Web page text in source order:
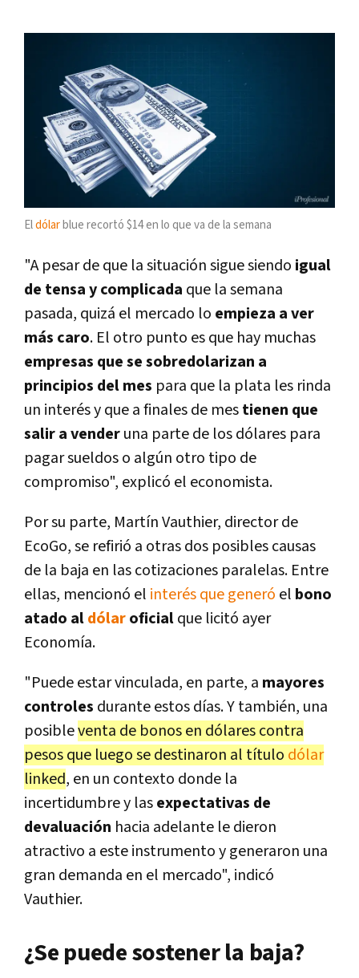
Eldólarblue recortó $14 en lo que va de la semana
"A pesar de que la situación sigue siendo igual
de tensa y complicada que la semana
pasada, quizá el mercado lo empieza a ver
más caro. El otro punto es que hay muchas
empresas que se sobredolarizan a
principios del mes para que la plata les rinda
un interés y que a finales de mestienen que
salir a venderuna parte de los dólares para
pagar sueldos o algún otro tipo de
compromiso", explicó el economista.
Por su parte, Martín Vauthier, director de
EcoGo, se refirió a otras dos posibles causas
de la baja en las cotizaciones paralelas. Entre
ellas, mencionó el interés que generó el bono
atado aldólaroficialque licitó ayer
Economía.
"Puede estar vinculada, en parte, a mayores
controles durante estos días. Y también, una
posibleventa de bonos en dólares contra
pesos que luego se destinaron al título dólar
linked, en un contexto donde la
incertidumbre y lasexpectativas de
devaluación hacia adelante le dieron
atractivo a este instrumento y generaron una
gran demanda en el mercado", indicó
Vauthier.
¿Se puede sostener la baja?